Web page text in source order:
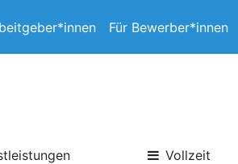
Für Bewerber*innen
Vollzeit